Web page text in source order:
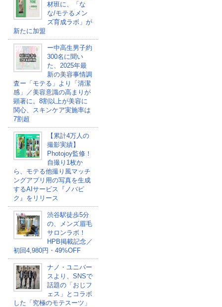
材班に、「な
な/モテるメン
ズ育成ラボ」が
新たに加盟
ー中高生男子約
300名に聞い
た、2025年最
新の美容事情調
査ー「モテる」より「清潔
感」／美容意識の高まりが
顕著に。8割以上が美容に
関心、スキンケア実施率は
7割超
【累計4万人の
撮影実績】
Photojoy監修！
自撮り1枚か
ら、モテる他撮り風マッチ
ングアプリ用の写真を生成
するAIサービス『ノバピ
ク』をリリース
渋谷駅徒歩5分
の、メンズ眉毛
サロンラボ！
HPB掲載記念／
初回4,980円・49%OFF
ナノ・ユニバー
スより、SNSで
話題の「おじフ
ェス」とコラボ
した「究極のモテスーツ」